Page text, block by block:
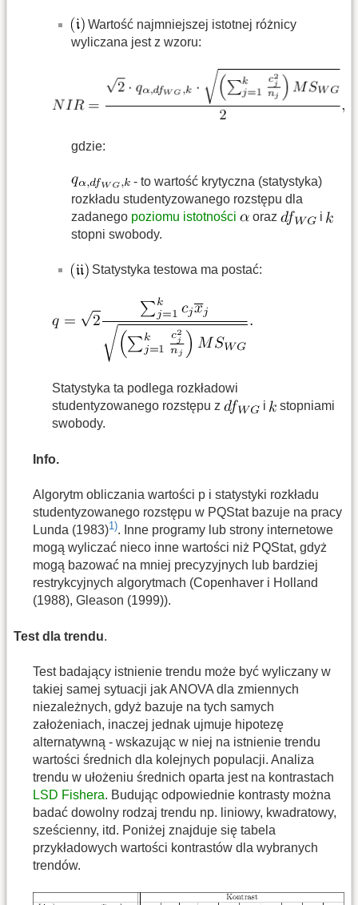
Wartość najmniejszej istotnej różnicy
wyliczana jest z wzoru:
gdzie:
- to wartość krytyczna (statystyka)
rozkładu studentyzowanego rozstępu dla
zadanego poziomu istotności oraz
i
stopni swobody.
Statystyka testowa ma postać:
Statystyka ta podlega rozkładowi
studentyzowanego rozstępu z
i
stopniami
swobody.
Info.
Algorytm obliczania wartości p i statystyki rozkładu
studentyzowanego rozstępu w PQStat bazuje na pracy
Lunda (1983)1). Inne programy lub strony internetowe
mogą wyliczać nieco inne wartości niż PQStat, gdyż
mogą bazować na mniej precyzyjnych lub bardziej
restrykcyjnych algorytmach (Copenhaver i Holland
(1988), Gleason (1999)).
Test dla trendu.
Test badający istnienie trendu może być wyliczany w
takiej samej sytuacji jak ANOVA dla zmiennych
niezależnych, gdyż bazuje na tych samych
założeniach, inaczej jednak ujmuje hipotezę
alternatywną - wskazując w niej na istnienie trendu
wartości średnich dla kolejnych populacji. Analiza
trendu w ułożeniu średnich oparta jest na kontrastach
LSD Fishera. Budując odpowiednie kontrasty można
badać dowolny rodzaj trendu np. liniowy, kwadratowy,
sześcienny, itd. Poniżej znajduje się tabela
przykładowych wartości kontrastów dla wybranych
trendów.